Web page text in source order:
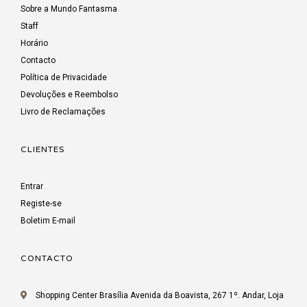
Sobre a Mundo Fantasma
Staff
Horário
Contacto
Política de Privacidade
Devoluções e Reembolso
Livro de Reclamações
CLIENTES
Entrar
Registe-se
Boletim E-mail
CONTACTO
Shopping Center Brasília Avenida da Boavista, 267 1º. Andar, Loja